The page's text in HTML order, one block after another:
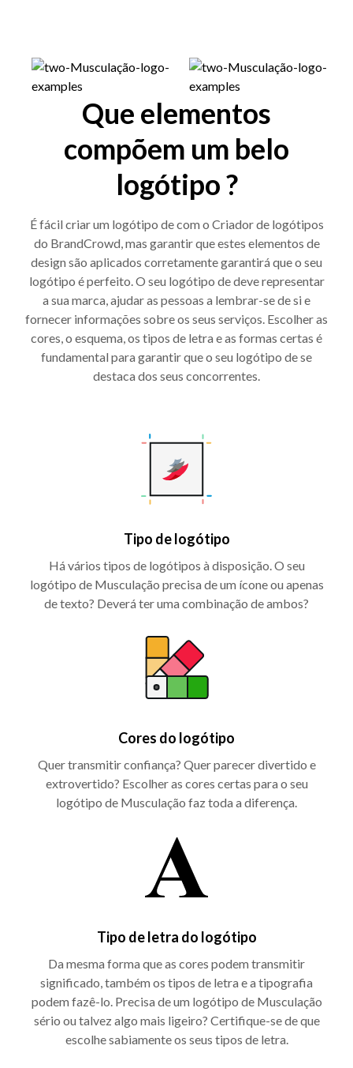
Que elementos
compõem um belo
logótipo ?
É fácil criar um logótipo de com o Criador de logótipos
do BrandCrowd, mas garantir que estes elementos de
design são aplicados corretamente garantirá que o seu
logótipo é perfeito. O seu logótipo de deve representar
a sua marca, ajudar as pessoas a lembrar-se de si e
fornecer informações sobre os seus serviços. Escolher as
cores, o esquema, os tipos de letra e as formas certas é
fundamental para garantir que o seu logótipo de se
destaca dos seus concorrentes.
Tipo de logótipo
Há vários tipos de logótipos à disposição. O seu
logótipo de Musculação precisa de um ícone ou apenas
de texto? Deverá ter uma combinação de ambos?
Cores do logótipo
Quer transmitir confiança? Quer parecer divertido e
extrovertido? Escolher as cores certas para o seu
logótipo de Musculação faz toda a diferença.
Tipo de letra do logótipo
Da mesma forma que as cores podem transmitir
significado, também os tipos de letra e a tipografia
podem fazê-lo. Precisa de um logótipo de Musculação
sério ou talvez algo mais ligeiro? Certifique-se de que
escolhe sabiamente os seus tipos de letra.